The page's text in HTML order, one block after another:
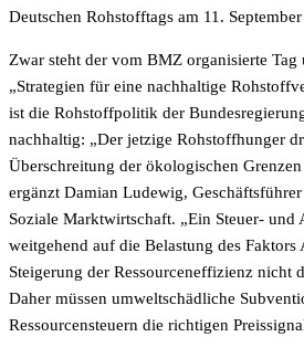
Deutschen Rohstofftags am 11.
Zwar steht der vom BMZ organisierte Tag
„Strategien für eine nachhaltige
ist die Rohstoffpolitik der
nachhaltig: „Der jetzige Rohstoffhunger
Überschreitung der ökologischen
ergänzt Damian Ludewig,
Soziale Marktwirtschaft. „Ein Steuer- und
weitgehend auf die Belastung des
Steigerung der Ressourceneffizienz nicht
Daher müssen umweltschädliche
Ressourcensteuern die richtigen